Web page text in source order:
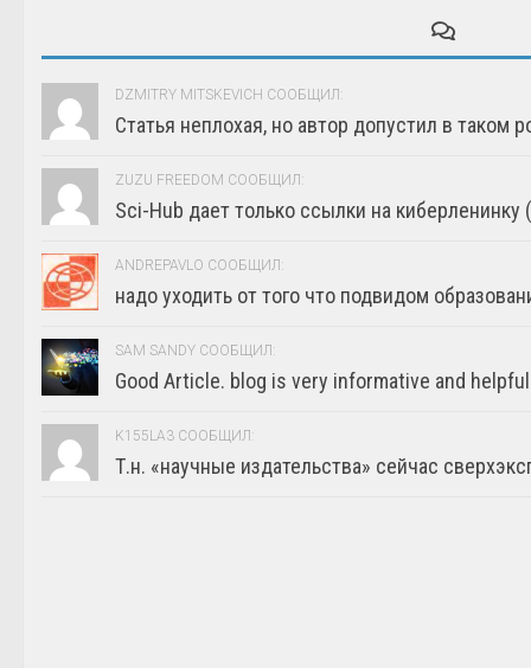
DZMITRY MITSKEVICH СООБЩИЛ:
Статья неплохая, но автор допустил в таком
ZUZU FREEDOM СООБЩИЛ:
Sci-Hub дает только ссылки на киберленинку
ANDREPAVLO СООБЩИЛ:
надо уходить от того что подвидом
SAM SANDY СООБЩИЛ:
Good Article. blog is very informative and helpful
K155LA3 СООБЩИЛ:
Т.н. «научные издательства» сейчас